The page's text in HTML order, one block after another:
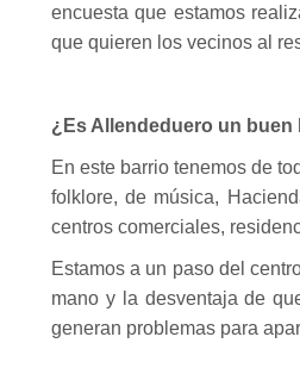
encuesta que estamos
que quieren los vecinos al
¿Es Allendeduero un
En este barrio tenemos de
folklore, de música,
centros comerciales,
Estamos a un paso del
mano y la desventaja de
generan problemas para